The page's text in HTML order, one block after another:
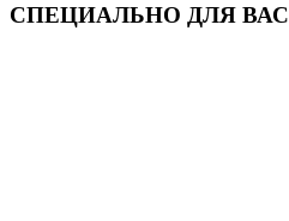
СПЕЦИАЛЬНО ДЛЯ ВАС